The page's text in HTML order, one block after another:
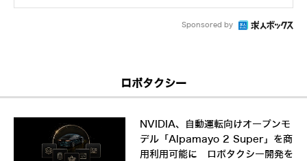
Sponsored by
ロボタクシー
NVIDIA、自動運転向けオープンモ
デル「Alpamayo 2 Super」を商
用利用可能に ロボタクシー開発を